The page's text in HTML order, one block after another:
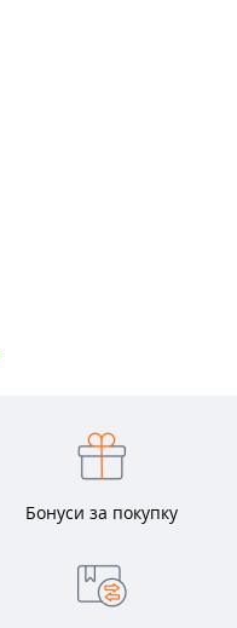
Бонуси за покупку